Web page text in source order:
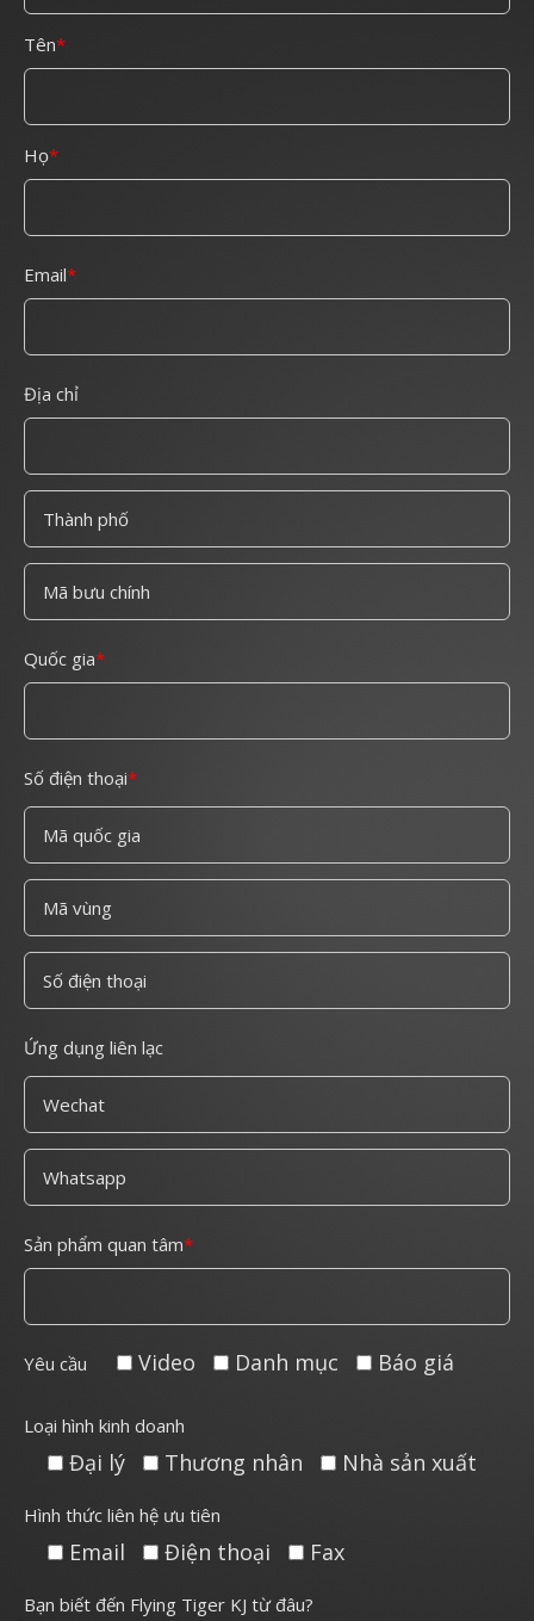
Tên
Họ
Email
Địa chỉ
Quốc gia
Số điện thoại
Ứng dụng liên lạc
Sản phẩm quan tâm
Yêu cầu Video Danh mục Báo giá
Loại hình kinh doanh
Đại lý Thương nhân Nhà sản xuất
Hình thức liên hệ ưu tiên
Email Điện thoại Fax
Bạn biết đến Flying Tiger KJ từ đâu?